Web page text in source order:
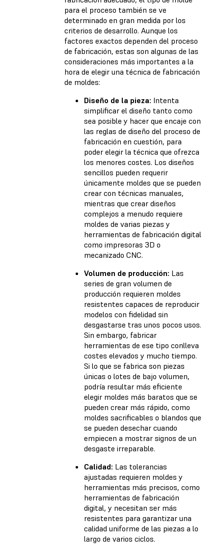
para el proceso también se ve
determinado en gran medida por los
criterios de desarrollo. Aunque los
factores exactos dependen del proceso
de fabricación, estas son algunas de las
consideraciones más importantes a la
hora de elegir una técnica de fabricación
de moldes:
Diseño de la pieza: Intenta
simplificar el diseño tanto como
sea posible y hacer que encaje con
las reglas de diseño del proceso de
fabricación en cuestión, para
poder elegir la técnica que ofrezca
los menores costes. Los diseños
sencillos pueden requerir
únicamente moldes que se pueden
crear con técnicas manuales,
mientras que crear diseños
complejos a menudo requiere
moldes de varias piezas y
herramientas de fabricación digital
como impresoras 3D o
mecanizado CNC.
Volumen de producción: Las
series de gran volumen de
producción requieren moldes
resistentes capaces de reproducir
modelos con fidelidad sin
desgastarse tras unos pocos usos.
Sin embargo, fabricar
herramientas de ese tipo conlleva
costes elevados y mucho tiempo.
Si lo que se fabrica son piezas
únicas o lotes de bajo volumen,
podría resultar más eficiente
elegir moldes más baratos que se
pueden crear más rápido, como
moldes sacrificables o blandos que
se pueden desechar cuando
empiecen a mostrar signos de un
desgaste irreparable.
Calidad: Las tolerancias
ajustadas requieren moldes y
herramientas más precisos, como
herramientas de fabricación
digital, y necesitan ser más
resistentes para garantizar una
calidad uniforme de las piezas a lo
largo de varios ciclos.